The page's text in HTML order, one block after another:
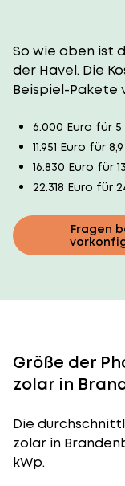
So wie oben ist
der Havel. Die
Beispiel-Pakete
6.000 Euro für
11.951 Euro für
16.830 Euro für
22.318 Euro für
Fragen
Größe der
zolar in
Die
zolar in
kWp.